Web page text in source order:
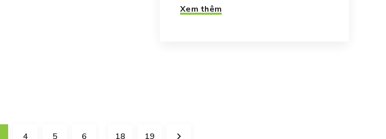
Xem thêm
4 5 6 18 19